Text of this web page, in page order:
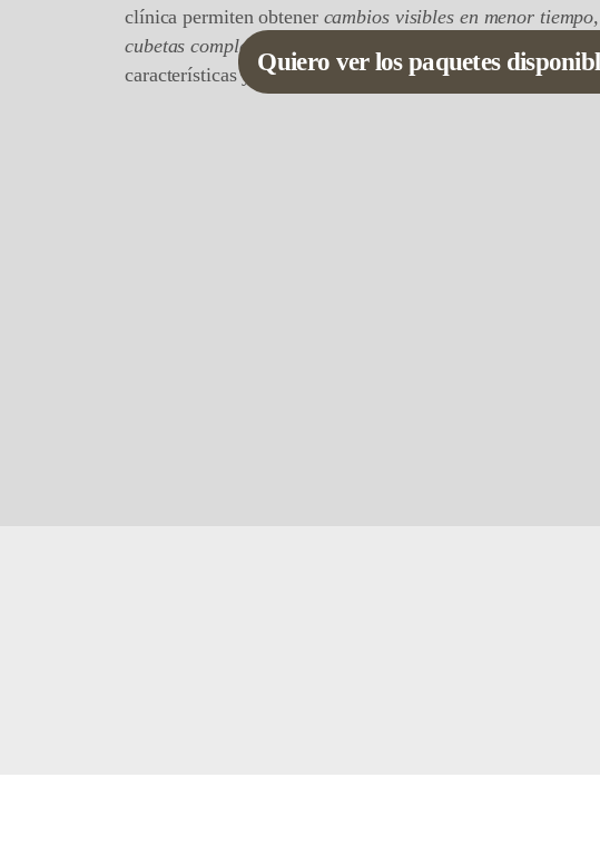
clínica permiten obtener cambios visibles en menor tiempo,
cubetas complementan el proceso de manera gradual,
características y sensibilidad de cada paciente.
Quiero ver los paquetes